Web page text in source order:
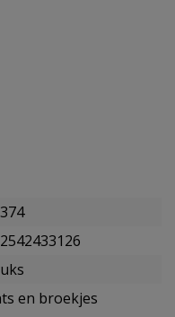
en broekjes